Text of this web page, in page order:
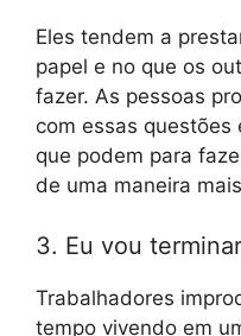
Eles tendem a
papel e no que os
fazer. As pessoas
com essas
que podem para
de uma maneira mais
3. Eu vou
Trabalhadores
tempo vivendo em